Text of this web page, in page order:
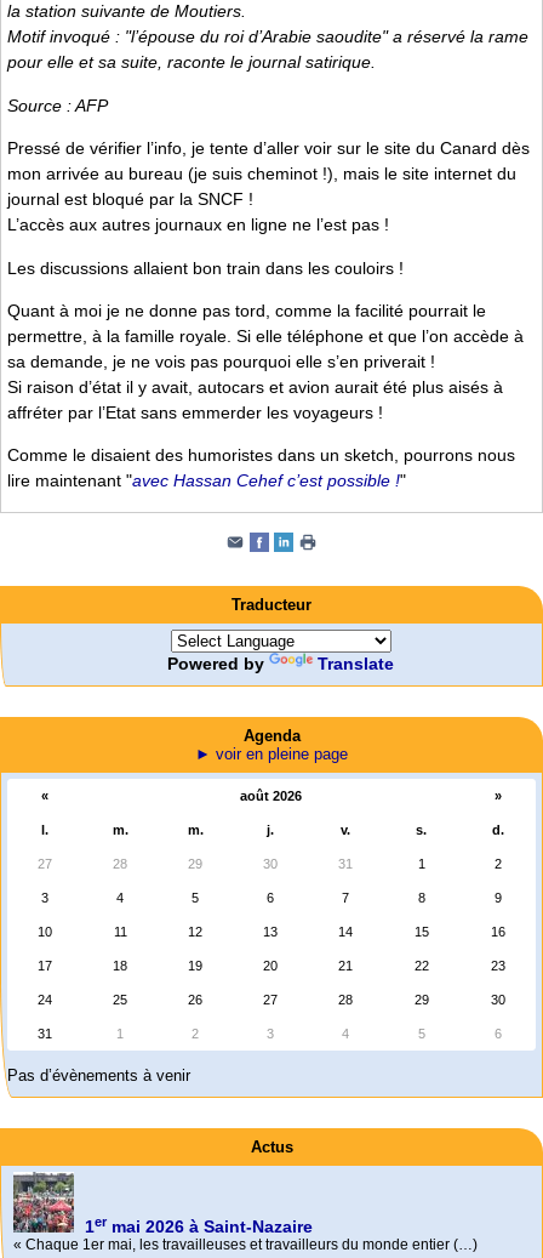
la station suivante de Moutiers.
Motif invoqué : "l’épouse du roi d’Arabie saoudite" a réservé la rame
pour elle et sa suite, raconte le journal satirique.
Source : AFP
Pressé de vérifier l’info, je tente d’aller voir sur le site du Canard dès
mon arrivée au bureau (je suis cheminot !), mais le site internet du
journal est bloqué par la SNCF !
L’accès aux autres journaux en ligne ne l’est pas !
Les discussions allaient bon train dans les couloirs !
Quant à moi je ne donne pas tord, comme la facilité pourrait le
permettre, à la famille royale. Si elle téléphone et que l’on accède à
sa demande, je ne vois pas pourquoi elle s’en priverait !
Si raison d’état il y avait, autocars et avion aurait été plus aisés à
affréter par l’Etat sans emmerder les voyageurs !
Comme le disaient des humoristes dans un sketch, pourrons nous
lire maintenant "avec Hassan Cehef c’est possible !"
Traducteur
Powered by Translate
Agenda
► voir en pleine page
« août 2026 »
l. m. m. j. v. s. d.
27 28 29 30 31 1 2
3 4 5 6 7 8 9
10 11 12 13 14 15 16
17 18 19 20 21 22 23
24 25 26 27 28 29 30
31 1 2 3 4 5 6
Pas d’évènements à venir
Actus
1ermai 2026 à Saint-Nazaire
« Chaque 1er mai, les travailleuses et travailleurs du monde entier (…)